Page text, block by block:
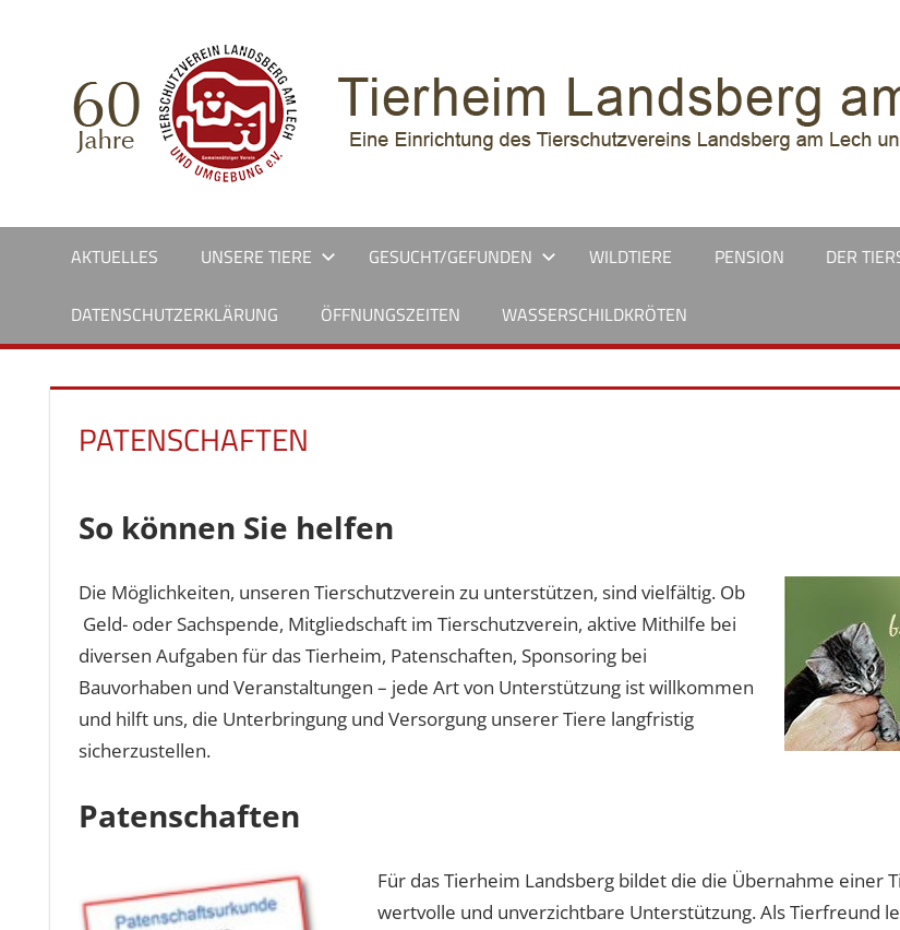
AKTUELLES UNSERE TIERE GESUCHT/GEFUNDEN WILDTIERE PENSION DER
DATENSCHUTZERKLÄRUNG ÖFFNUNGSZEITEN WASSERSCHILDKRÖTEN
PATENSCHAFTEN
So können Sie helfen
Die Möglichkeiten, unseren Tierschutzverein zu unterstützen, sind vielfältig. Ob
Geld- oder Sachspende, Mitgliedschaft im Tierschutzverein, aktive Mithilfe bei
diversen Aufgaben für das Tierheim, Patenschaften, Sponsoring bei
Bauvorhaben und Veranstaltungen – jede Art von Unterstützung ist willkommen
und hilft uns, die Unterbringung und Versorgung unserer Tiere langfristig
sicherzustellen.
Patenschaften
Für das Tierheim Landsberg bildet die die Übernahme einer
wertvolle und unverzichtbare Unterstützung. Als Tierfreund